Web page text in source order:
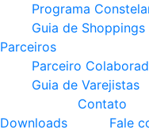
Programa
Guia de Shoppings
Parceiros
Parceiro
Guia de Varejistas
Downloads
Contato
Fale